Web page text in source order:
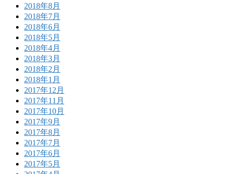
2018年8月
2018年7月
2018年6月
2018年5月
2018年4月
2018年3月
2018年2月
2018年1月
2017年12月
2017年11月
2017年10月
2017年9月
2017年8月
2017年7月
2017年6月
2017年5月